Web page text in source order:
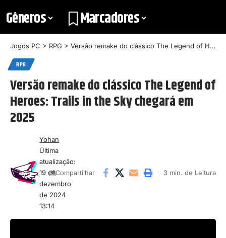
Gêneros
Marcadores
Jogos PC > RPG > Versão remake do clássico The Legend of Heroes: Trails in the Sky chegará em 2025
RPG
Versão remake do clássico The Legend of
Heroes: Trails in the Sky chegará em
2025
Última
atualização:
19 de
dezembro
de 2024
13:14
Yohan
Compartilhar 3 min. de Leitura